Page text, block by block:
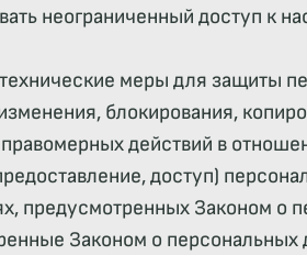
неограниченный доступ к
меры для защиты
блокирования,
действий в
доступ)
предусмотренных Законом о
Законом о персональных